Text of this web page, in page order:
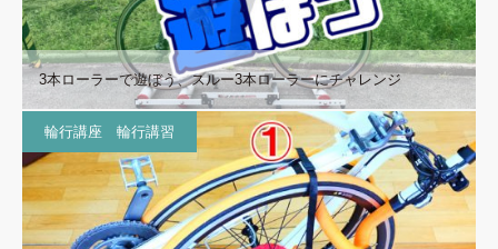
3本ローラーで遊ぼう、スルー3本ローラーにチャレンジ
輪行講座 輪行講習